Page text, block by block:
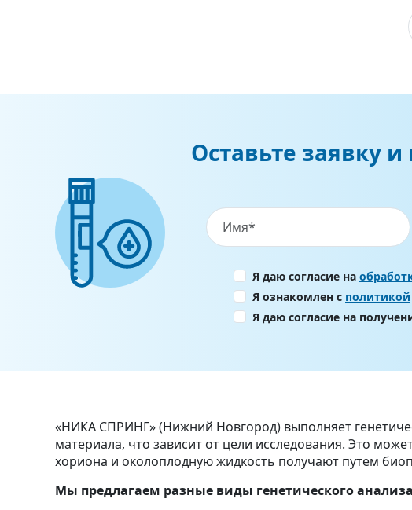
Оставьте заявку
Я даю согласие на
Я ознакомлен с политикой
Я даю согласие на
«НИКА СПРИНГ» (Нижний Новгород) выполняет
материала, что зависит от цели исследования. Это
хориона и околоплодную жидкость получают путем
Мы предлагаем разные виды генетического анализа